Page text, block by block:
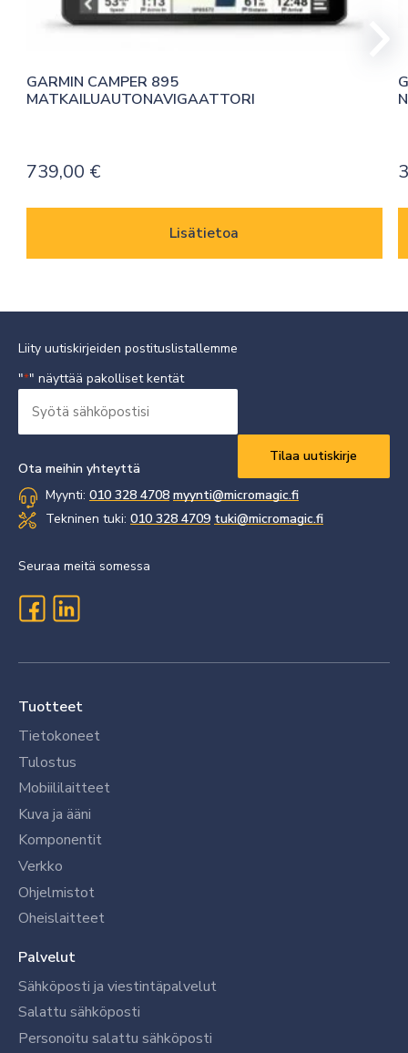
GARMIN CAMPER 895
MATKAILUAUTONAVIGAATTORI
739,00 €
Lisätietoa
Liity uutiskirjeiden postituslistallemme
"*" näyttää pakolliset kentät
sähköpostisi
Ota meihin yhteyttä
Myynti: 010 328 4708 myynti@micromagic.fi
Tekninen tuki: 010 328 4709 tuki@micromagic.fi
Seuraa meitä somessa
Tuotteet
Tietokoneet
Tulostus
Mobiililaitteet
Kuva ja ääni
Komponentit
Verkko
Ohjelmistot
Oheislaitteet
Palvelut
Sähköposti ja viestintäpalvelut
Salattu sähköposti
Personoitu salattu sähköposti